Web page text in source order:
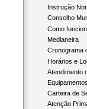
Instrução
Conselho
Como
Medianeira
Cronograma
Horários e
Atendimento
Carteira de
Atenção